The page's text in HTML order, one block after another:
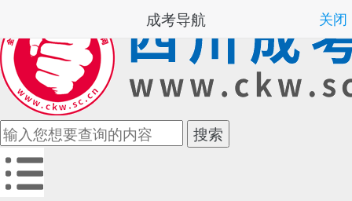
成考导航 关闭